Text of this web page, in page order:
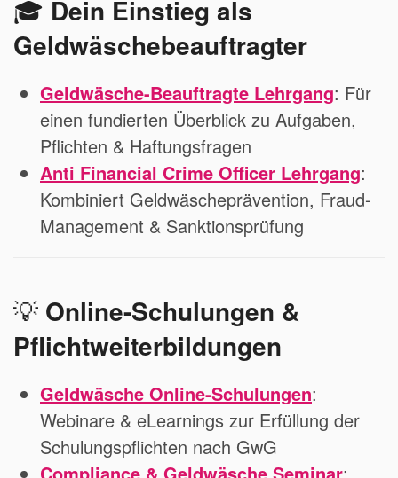
🎓 Dein Einstieg als
Geldwäschebeauftragter
Geldwäsche-Beauftragte Lehrgang: Für
einen fundierten Überblick zu Aufgaben,
Pflichten & Haftungsfragen
Anti Financial Crime Officer Lehrgang:
Kombiniert Geldwäscheprävention, Fraud-
Management & Sanktionsprüfung
💡 Online-Schulungen &
Pflichtweiterbildungen
Geldwäsche Online-Schulungen:
Webinare & eLearnings zur Erfüllung der
Schulungspflichten nach GwG